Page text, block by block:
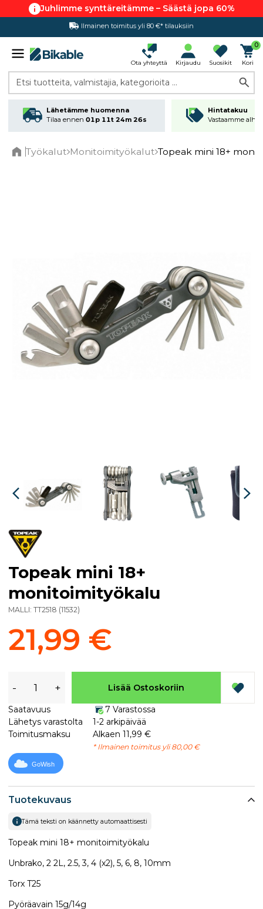
Juhlimme synttäreitämme – Säästä jopa 60%
Ilmainen toimitus yli 80 €* tilauksiin
Hintatakuu
Ota yhteyttä Kirjaudu Suosikit
0
Kori
Etsi tuotteita, valmistajia, kategorioita ...
Lähetämme huomenna
Tilaa ennen 01p 11t 24m 25s
Hintatakuu
Vastaamme
Työkalut Monitoimityökalut Topeak mini 18+
Tuotekuvaus
Tämä teksti on käännetty automaattisesti
Topeak mini 18+ monitoimityökalu
Unbrako, 2 2L, 2.5, 3, 4 (x2), 5, 6, 8, 10mm
Torx T25
Pyöräavain 15g/14g
Topeak mini 18+
monitoimityökalu
MALLI: TT2518 (11532)
21,99 €
- + Lisää Ostoskoriin
Saatavuus
7 Varastossa
Lähetys varastolta
1-2 arkipäivää
Toimitusmaksu
Alkaen 11,99 €
* Ilmainen toimitus yli 80,00 €
GoWish